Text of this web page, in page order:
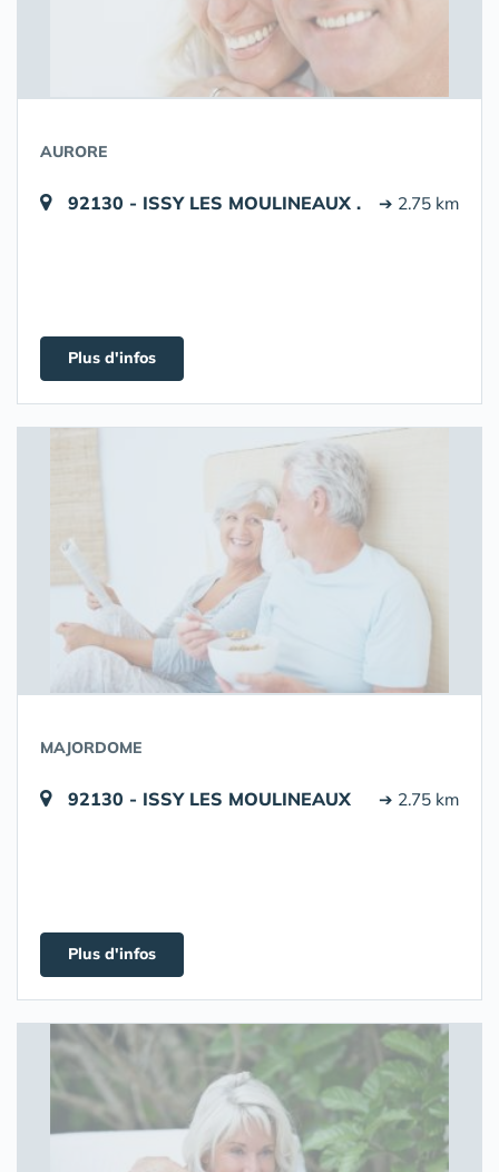
AURORE
92130 - ISSY LES MOULINEAUX . ➔ 2.75 km
Plus d'infos
MAJORDOME
92130 - ISSY LES MOULINEAUX ➔ 2.75 km
Plus d'infos